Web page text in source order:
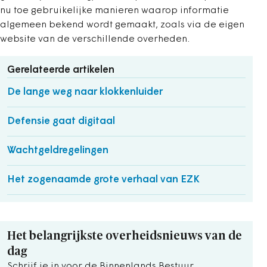
nu toe gebruikelijke manieren waarop informatie
algemeen bekend wordt gemaakt, zoals via de eigen
website van de verschillende overheden.
Gerelateerde artikelen
De lange weg naar klokkenluider
Defensie gaat digitaal
Wachtgeldregelingen
Het zogenaamde grote verhaal van EZK
Het belangrijkste overheidsnieuws van de
dag